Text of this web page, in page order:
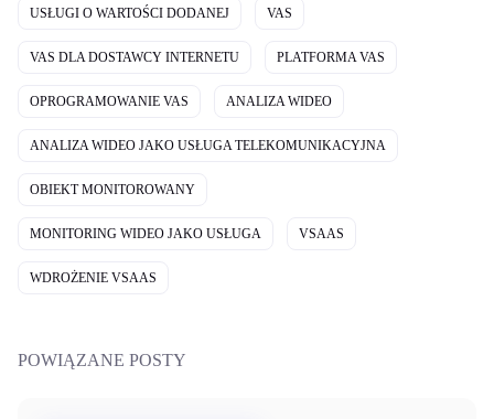
USŁUGI O WARTOŚCI DODANEJ VAS
VAS DLA DOSTAWCY INTERNETU PLATFORMA VAS
OPROGRAMOWANIE VAS ANALIZA WIDEO
ANALIZA WIDEO JAKO USŁUGA TELEKOMUNIKACYJNA
OBIEKT MONITOROWANY
MONITORING WIDEO JAKO USŁUGA VSAAS
WDROŻENIE VSAAS
POWIĄZANE POSTY